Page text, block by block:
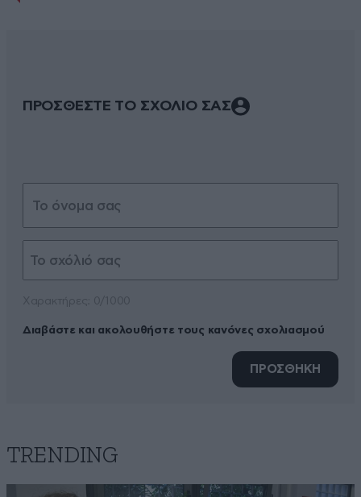
ΠΡΟΣΘΕΣΤΕ ΤΟ ΣΧΟΛΙΟ ΣΑΣ
Διαβάστε και ακολουθήστε τους κανόνες σχολιασμού
ΠΡΟΣΘΗΚΗ
TRENDING